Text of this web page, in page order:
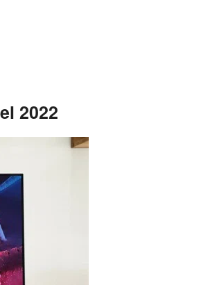
2022